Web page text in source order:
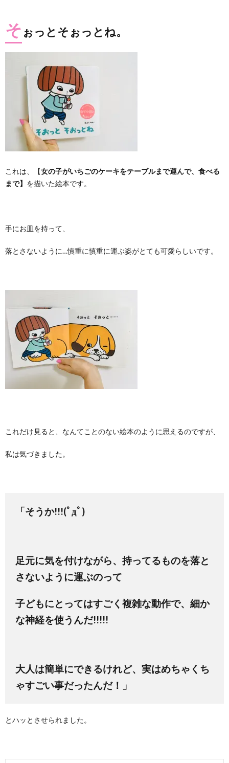
そ ぉっとそぉっとね。
これは、【女の子がいちごのケーキをテーブルまで運んで、食べる
まで】 を描いた絵本です。
手にお皿を持って、
落とさないように…慎重に慎重に運ぶ姿がとても可愛らしいです。
これだけ見ると、なんてことのない絵本のように思えるのですが、
私は気づきました。
「そうか!!!(ﾟдﾟ)
足元に気を付けながら、 持ってるものを落と
さないように運ぶのって
子どもにとってはすごく複雑な動作で、細か
な神経を使うんだ!!!!!
大人は簡単にできるけれど、 実はめちゃくち
ゃすごい事だったんだ！」
とハッとさせられました。